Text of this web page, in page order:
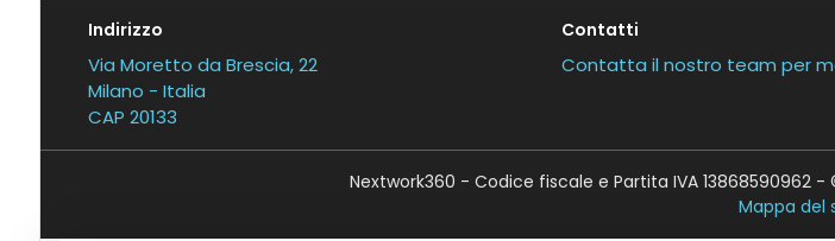
Indirizzo
Via Moretto da Brescia, 22
Milano - Italia
CAP 20133
Contatti
Contatta il nostro team per
Nextwork360 - Codice fiscale e Partita IVA 13868590962 - ©
Mappa del